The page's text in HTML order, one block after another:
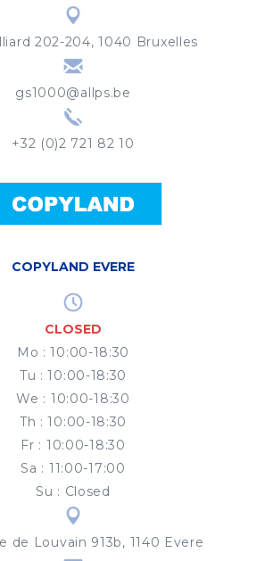
202-204, 1040 Bruxelles
gs1000@allps.be
+32 (0)2 721 82 10
COPYLAND EVERE
CLOSED
Mo :10:00-18:30
Tu :10:00-18:30
We : 10:00-18:30
Th :10:00-18:30
Fr : 10:00-18:30
Sa : 11:00-17:00
Su : Closed
de Louvain 913b, 1140 Evere